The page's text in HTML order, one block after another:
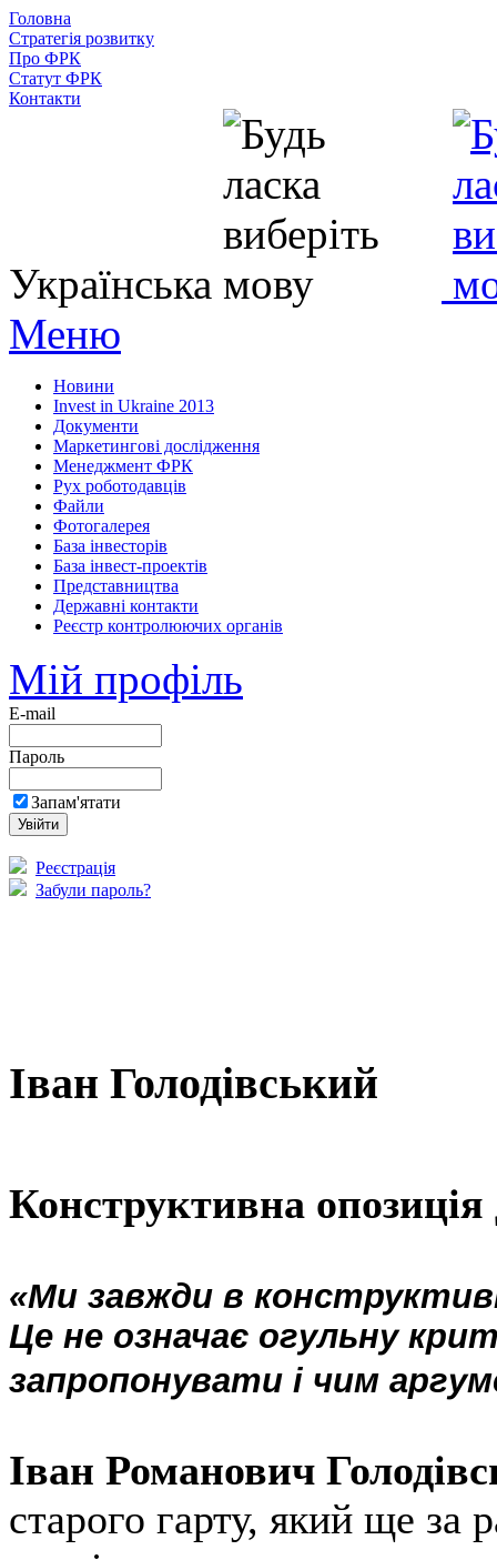
Головна
Стратегія розвитку
Про ФРК
Статут ФРК
Контакти
Українська
Меню
Новини
Invest in Ukraine 2013
Документи
Маркетингові дослідження
Менеджмент ФРК
Рух роботодавців
Файли
Фотогалерея
База інвесторів
База інвест-проектів
Представництва
Державні контакти
Реєстр контролюючих органів
Мій профіль
E-mail
Пароль
Запам'ятати
Реєстрація
Забули пароль?
Іван Голодівський
Конструктивна опозиція
«Ми завжди в
Це не означає огульну
запропонувати і чим
Іван Романович
старого гарту, який ще за